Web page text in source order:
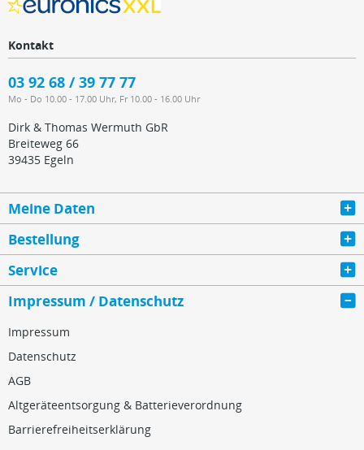
Kontakt
03 92 68 / 39 77 77
Mo - Do 10.00 - 17.00 Uhr, Fr 10.00 - 16.00 Uhr
Dirk & Thomas Wermuth GbR
Breiteweg 66
39435 Egeln
Meine Daten
Bestellung
Service
Impressum / Datenschutz
Impressum
Datenschutz
AGB
Altgeräteentsorgung & Batterieverordnung
Barrierefreiheitserklärung